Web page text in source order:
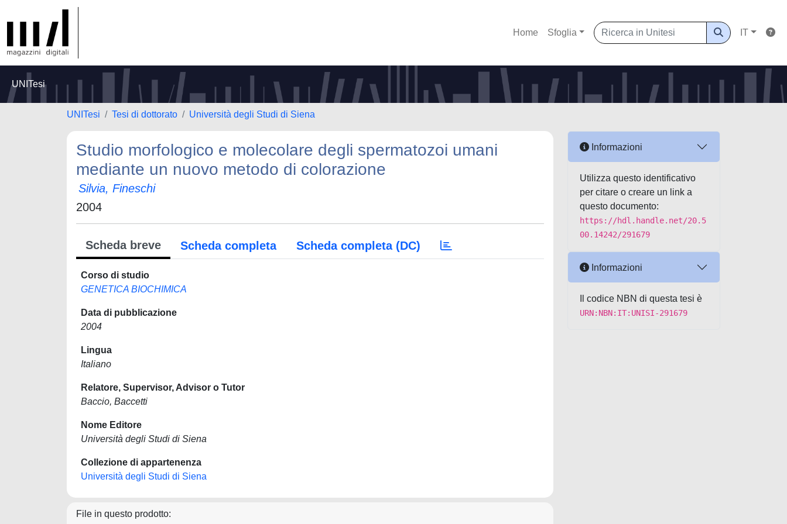
Home Sfoglia IT
UNITesi
UNITesi Tesi di dottorato Università degli Studi di Siena
Studio morfologico e molecolare degli spermatozoi umani
mediante un nuovo metodo di colorazione
Silvia, Fineschi
2004
Scheda breve Scheda completa Scheda completa (DC)
Corso di studio
GENETICA BIOCHIMICA
Data di pubblicazione
2004
Lingua
Italiano
Relatore, Supervisor, Advisor o Tutor
Baccio, Baccetti
Nome Editore
Università degli Studi di Siena
Collezione di appartenenza
Università degli Studi di Siena
File in questo prodotto:
Informazioni
Utilizza questo identificativo
per citare o creare un link a
questo documento:
https://hdl.handle.net/20.5
00.14242/291679
Informazioni
Il codice NBN di questa tesi è
URN:NBN:IT:UNISI-291679